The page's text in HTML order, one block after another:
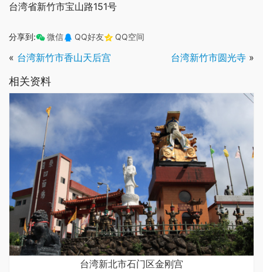
台湾省新竹市宝山路151号
分享到: 微信 QQ好友 QQ空间
« 台湾新竹市香山天后宫 台湾新竹市圆光寺 »
相关资料
台湾新北市石门区金刚宫